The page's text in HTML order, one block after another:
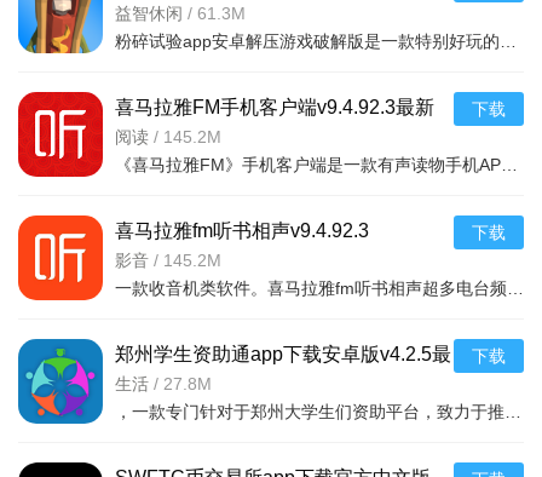
破解版)v1.2
益智休闲 / 61.3M
喜马拉雅FM手机客户端v9.4.92.3最新
版
阅读 / 145.2M
下载
喜马拉雅fm听书相声v9.4.92.3
影音 / 145.2M
下载
郑州学生资助通app下载安卓版v4.2.5最
新版
生活 / 27.8M
下载